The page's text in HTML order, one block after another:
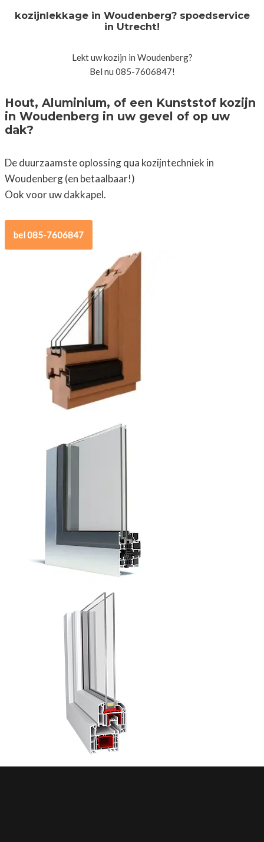
kozijnlekkage in Woudenberg? spoedservice
in Utrecht!
Lekt uw kozijn in Woudenberg?
Bel nu 085-7606847!
Hout, Aluminium, of een Kunststof kozijn
in Woudenberg in uw gevel of op uw
dak?
De duurzaamste oplossing qua kozijntechniek in
Woudenberg (en betaalbaar!)
Ook voor uw dakkapel.
bel 085-7606847